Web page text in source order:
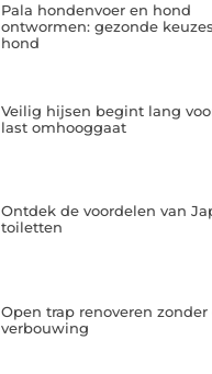
Pala hondenvoer en hond
ontwormen: gezonde
hond
Veilig hijsen begint lang
last omhooggaat
Ontdek de voordelen van
toiletten
Open trap renoveren zonder
verbouwing